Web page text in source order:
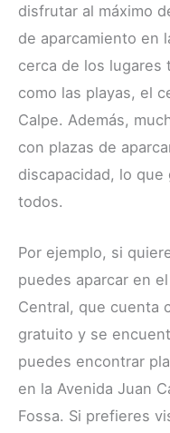
disfrutar al máximo
de aparcamiento en
cerca de los lugares
como las playas, el
Calpe. Además,
con plazas de
discapacidad, lo que
todos.
Por ejemplo, si
puedes aparcar en
Central, que cuenta
gratuito y se
puedes encontrar
en la Avenida Juan
Fossa. Si prefieres